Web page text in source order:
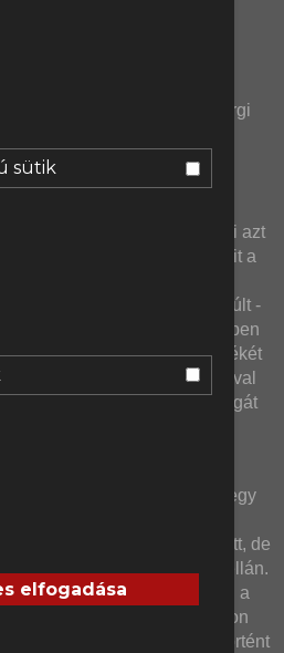
sütik
elfogadása
keverőnket a Relacart és az
temetős vicce, a hamburgi
szurkoló VAR-szoba.
lenne vitatkozni azzal, aki azt
legélvezetesebb mérkőzéseit a
játszotta. Az utolsó idei El
fordulatot és drámát felülmúlt -
is tartogatott és ebben
előző három meccs keverékét
0-2-ről bemutatott fordításával
Barcelona megnyerte a La Ligát
pozitív hatással volt egy
eredményeire...a Borussia
mondjuk nincs a kettő között, de
irányban indult el a tabellán.
nyeretlen, a Dortmund pedig a
elleni meccsel együtt immáron
húzott be sorozatban. Mi történt